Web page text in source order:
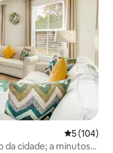
5 (104)
da cidade; a minutos